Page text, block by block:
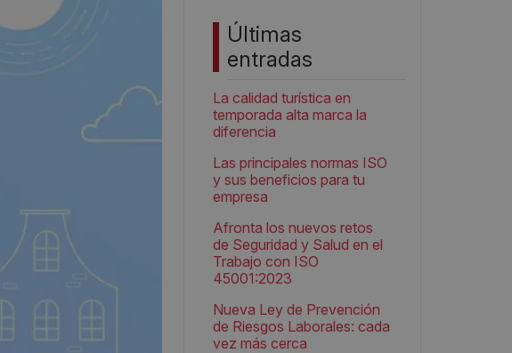
Últimas
entradas
La calidad turística en
temporada alta marca la
diferencia
Las principales normas ISO
y sus beneficios para tu
empresa
Afronta los nuevos retos
de Seguridad y Salud en el
Trabajo con ISO
45001:2023
Nueva Ley de Prevención
de Riesgos Laborales: cada
vez más cerca